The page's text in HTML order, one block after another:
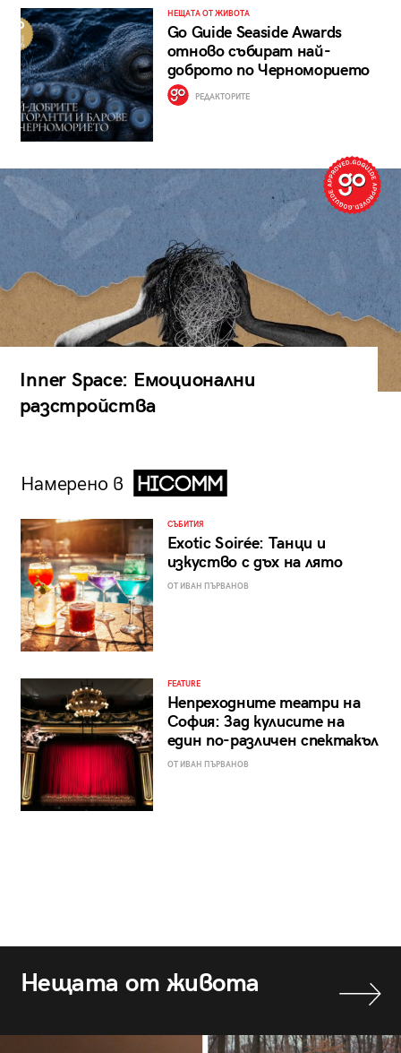
НЕЩАТА ОТ ЖИВОТА
Go Guide Seaside Awards
отново събират най-
доброто по Черноморието
РЕДАКТОРИТЕ
Inner Space: Емоционални
разстройства
Намерено в
СЪБИТИЯ
Exotic Soirée: Танци и
изкуство с дъх на лято
ОТ ИВАН ПЪРВАНОВ
FEATURE
Непреходните театри на
София: Зад кулисите на
един по-различен спектакъл
ОТ ИВАН ПЪРВАНОВ
Нещата от живота